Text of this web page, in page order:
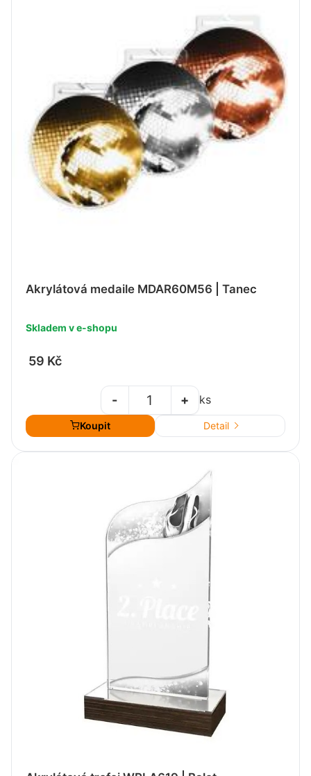
Akrylátová medaile MDAR60M56 | Tanec
Skladem v e-shopu
59 Kč
+
- ks
Koupit Detail